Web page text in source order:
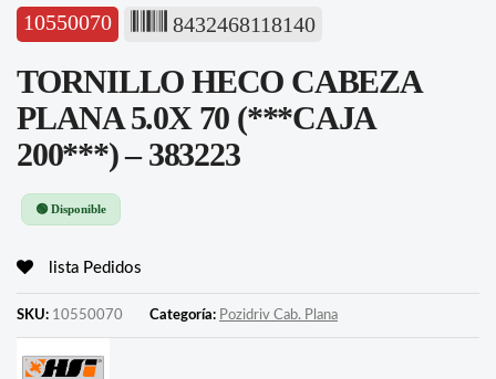
10550070 8432468118140
TORNILLO HECO CABEZA
PLANA 5.0X 70 (***CAJA
200***) – 383223
🟢 Disponible
lista Pedidos
SKU: 10550070 Categoría: Pozidriv Cab. Plana